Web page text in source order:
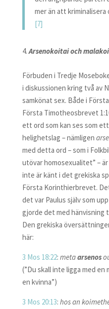
mer än att
[7]
Arsenokoitai och malakoi
Förbuden i Tredje
i diskussionen kring två av
samkönat sex. Både i
Första Timotheosbrevet
ett ord som kan ses som
helighetslag – nämligen
med detta ord – som i
utövar homosexualitet” –
inte är känt i det grekiska
Första Korinthierbrevet.
det var Paulus själv som
gjorde det med hänvisning
Den grekiska
här:
3 Mos 18:22: metaarsenos
(”Du skall inte ligga med en
en kvinna”)
3 Mos 20:13: hos an